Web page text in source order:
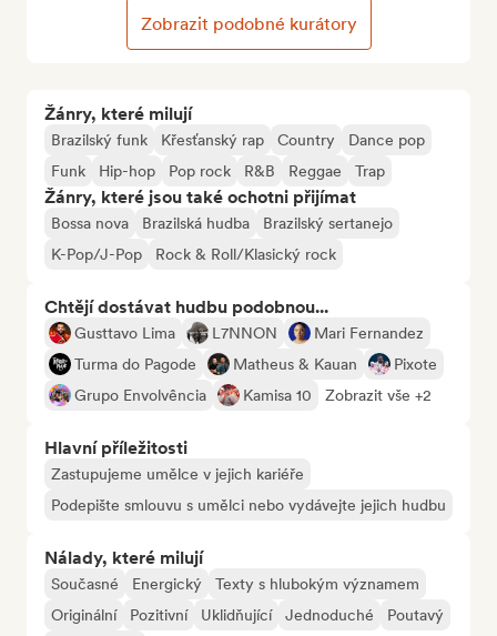
Žánry, které milují
Brazilský funk Křesťanský rap Country
Dance pop
Funk
Hip-hop Pop rock R&B Reggae Trap
Žánry, které jsou také ochotni přijímat
Bossa nova Brazilská hudba
Brazilský sertanejo
K-Pop/J-Pop
Rock & Roll/Klasický rock
Chtějí dostávat hudbu podobnou...
Gusttavo Lima L7NNON
Mari Fernandez
Turma do Pagode
Matheus & Kauan
Pixote
Grupo Envolvência
Kamisa 10 Zobrazit vše +2
Hlavní příležitosti
Zastupujeme umělce v jejich kariéře
Podepište smlouvu s umělci nebo vydávejte jejich hudbu
Nálady, které milují
Současné Energický
Texty s hlubokým významem
Originální
Pozitivní Uklidňující Jednoduché
Poutavý
Zobrazit podobné kurátory